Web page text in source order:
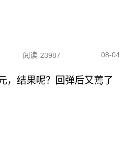
阅读 23987 08-04
，结果呢？回弹后又蔫了